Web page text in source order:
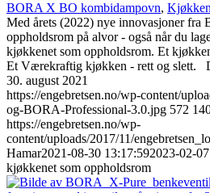
BORA X BO kombidampovn,
Med årets (2022) nye innovasjoner fra
oppholdsrom på alvor - også når du
kjøkkenet som oppholdsrom. Et
Et Værekraftig kjøkken - rett og slett.
30. august 2021
https://engebretsen.no/wp-content/
og-BORA-Professional-3.0.jpg 572
https://engebretsen.no/wp-
content/uploads/2017/11/
Hamar2021-08-30 13:17:592023-02-
kjøkkenet som oppholdsrom